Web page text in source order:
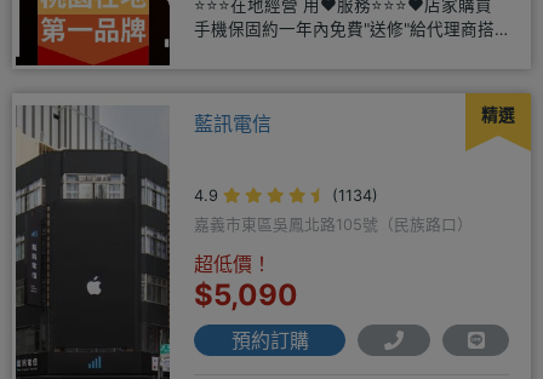
⭐⭐⭐在地經營 用❤️服務⭐⭐⭐❤️店家購買
手機保固約一年內免費"送修"給代理商搭
精選
藍訊電信
4.9
(1134)
嘉義市東區吳鳳北路105號（民族路口）
超低價！
$5,090
預約訂購